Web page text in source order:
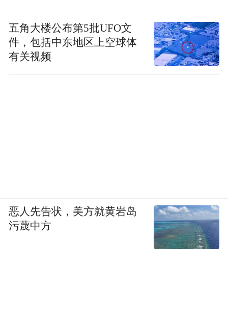
五角大楼公布第5批UFO文
件，包括中东地区上空球体
有关视频
恶人先告状，美方就黄岩岛
污蔑中方